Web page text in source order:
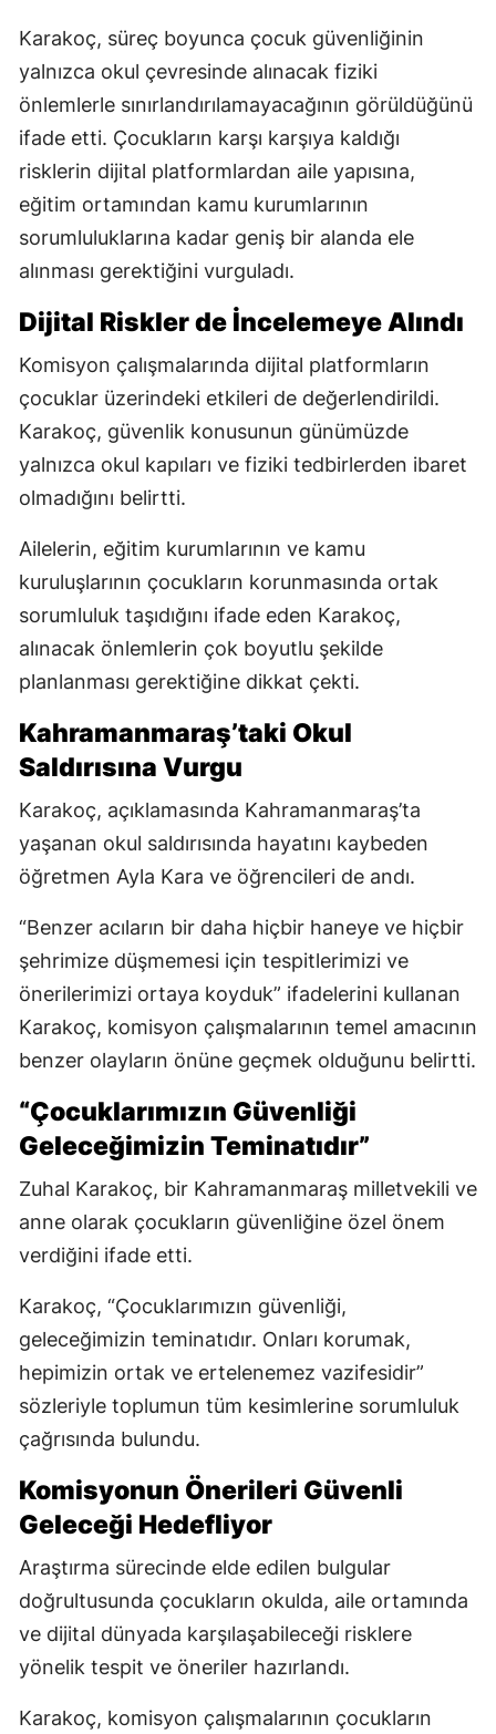
Karakoç, süreç boyunca çocuk güvenliğinin
yalnızca okul çevresinde alınacak fiziki
önlemlerle sınırlandırılamayacağının görüldüğünü
ifade etti. Çocukların karşı karşıya kaldığı
risklerin dijital platformlardan aile yapısına,
eğitim ortamından kamu kurumlarının
sorumluluklarına kadar geniş bir alanda ele
alınması gerektiğini vurguladı.
Dijital Riskler de İncelemeye Alındı
Komisyon çalışmalarında dijital platformların
çocuklar üzerindeki etkileri de değerlendirildi.
Karakoç, güvenlik konusunun günümüzde
yalnızca okul kapıları ve fiziki tedbirlerden ibaret
olmadığını belirtti.
Ailelerin, eğitim kurumlarının ve kamu
kuruluşlarının çocukların korunmasında ortak
sorumluluk taşıdığını ifade eden Karakoç,
alınacak önlemlerin çok boyutlu şekilde
planlanması gerektiğine dikkat çekti.
Kahramanmaraş’taki Okul
Saldırısına Vurgu
Karakoç, açıklamasında Kahramanmaraş’ta
yaşanan okul saldırısında hayatını kaybeden
öğretmen Ayla Kara ve öğrencileri de andı.
“Benzer acıların bir daha hiçbir haneye ve hiçbir
şehrimize düşmemesi için tespitlerimizi ve
önerilerimizi ortaya koyduk” ifadelerini kullanan
Karakoç, komisyon çalışmalarının temel amacının
benzer olayların önüne geçmek olduğunu belirtti.
“Çocuklarımızın Güvenliği
Geleceğimizin Teminatıdır”
Zuhal Karakoç, bir Kahramanmaraş milletvekili ve
anne olarak çocukların güvenliğine özel önem
verdiğini ifade etti.
Karakoç, “Çocuklarımızın güvenliği,
geleceğimizin teminatıdır. Onları korumak,
hepimizin ortak ve ertelenemez vazifesidir”
sözleriyle toplumun tüm kesimlerine sorumluluk
çağrısında bulundu.
Komisyonun Önerileri Güvenli
Geleceği Hedefliyor
Araştırma sürecinde elde edilen bulgular
doğrultusunda çocukların okulda, aile ortamında
ve dijital dünyada karşılaşabileceği risklere
yönelik tespit ve öneriler hazırlandı.
Karakoç, komisyon çalışmalarının çocukların